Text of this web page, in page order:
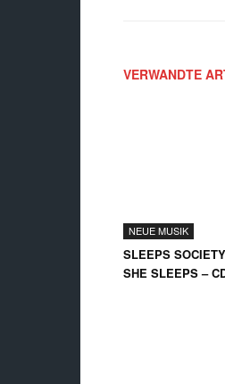
VERWANDTE
NEUE MUSIK
SLEEPS
SHE SLEEPS –